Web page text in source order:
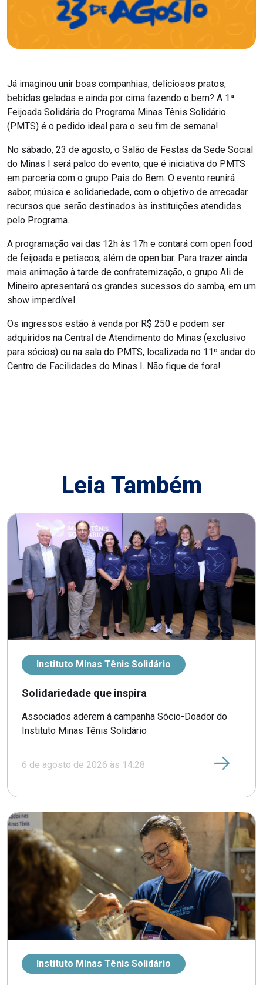
Já imaginou unir boas companhias, deliciosos pratos,
bebidas geladas e ainda por cima fazendo o bem? A 1ª
Feijoada Solidária do Programa Minas Tênis Solidário
(PMTS) é o pedido ideal para o seu fim de semana!
No sábado, 23 de agosto, o Salão de Festas da Sede Social
do Minas I será palco do evento, que é iniciativa do PMTS
em parceria com o grupo Pais do Bem. O evento reunirá
sabor, música e solidariedade, com o objetivo de arrecadar
recursos que serão destinados às instituições atendidas
pelo Programa.
A programação vai das 12h às 17h e contará com open food
de feijoada e petiscos, além de open bar. Para trazer ainda
mais animação à tarde de confraternização, o grupo Ali de
Mineiro apresentará os grandes sucessos do samba, em um
show imperdível.
Os ingressos estão à venda por R$ 250 e podem ser
adquiridos na Central de Atendimento do Minas (exclusivo
para sócios) ou na sala do PMTS, localizada no 11º andar do
Centro de Facilidades do Minas I. Não fique de fora!
Leia Também
Instituto Minas Tênis Solidário
Solidariedade que inspira
Associados aderem à campanha Sócio-Doador do
Instituto Minas Tênis Solidário
6 de agosto de 2026 às 14:28
Instituto Minas Tênis Solidário